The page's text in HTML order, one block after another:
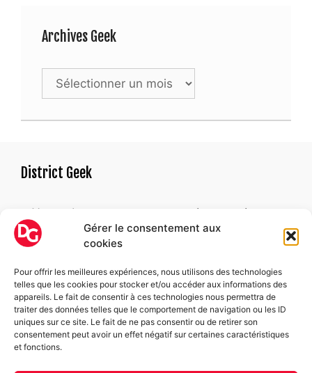
Gérer le consentement aux
cookies
Pour offrir les meilleures expériences, nous utilisons des technologies
telles que les cookies pour stocker et/ou accéder aux informations des
appareils. Le fait de consentir à ces technologies nous permettra de
traiter des données telles que le comportement de navigation ou les ID
uniques sur ce site. Le fait de ne pas consentir ou de retirer son
consentement peut avoir un effet négatif sur certaines caractéristiques
et fonctions.
Archives Geek
Archives
District Geek
« Un geek est une personne qui ne parvient pas
à trouver une raison satisfaisante de devenir
adulte. »
Alexandre ASTIER
Suivez-nous
Facebook
Instagram